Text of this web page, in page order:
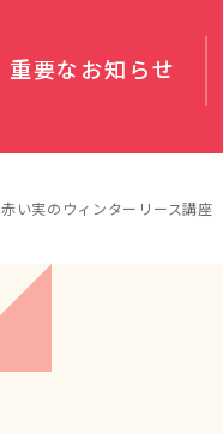
重要なお知らせ
赤い実のウィンターリース講座